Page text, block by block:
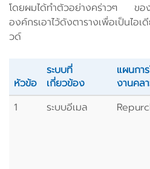
โดยผมได้ทำตัวอย่างคร่าวๆ ของ
องค์กรเอาไว้ดังตารางเพื่อเป็นไอเ
วด์
หัวข้อ
ระบบที่
เกี่ยวข้อง
แผนกา
งานคล
1
ระบบอีเมล